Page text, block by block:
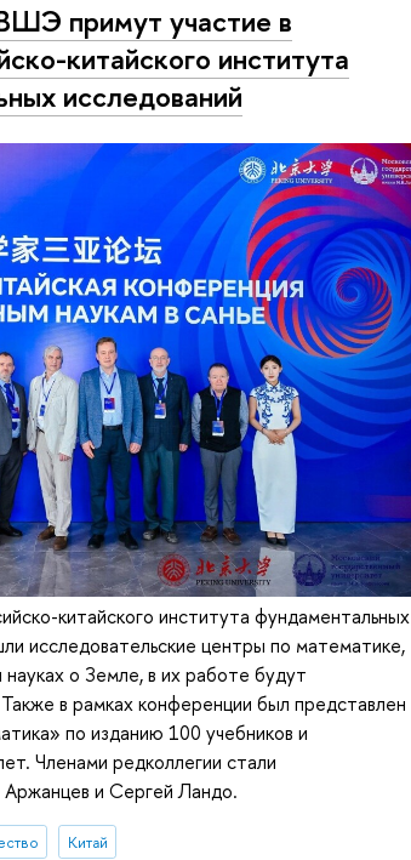
примут участие в
китайского института
исследований
китайского института фундаментальных
исследовательские центры по математике,
о Земле, в их работе будут
в рамках конференции был представлен
по изданию 100 учебников и
Членами редколлегии стали
и Сергей Ландо.
Китай